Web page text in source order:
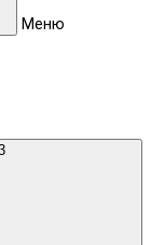
Меню
+7 (4012) 400-823